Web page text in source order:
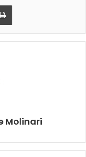
Imprimez
Molinari